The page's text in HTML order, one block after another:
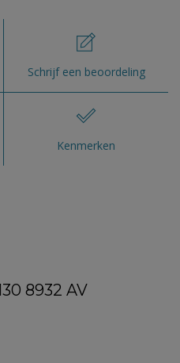
Schrijf een beoordeling
Kenmerken
8932 AV